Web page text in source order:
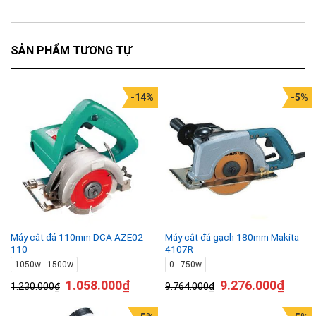
SẢN PHẨM TƯƠNG TỰ
Máy cắt đá 110mm DCA AZE02-
110
1050w - 1500w
1.230.000₫
-14%
1.058.000₫
Máy cắt đá gạch 180mm Makita
4107R
0 - 750w
9.764.000₫
-5%
9.276.000₫